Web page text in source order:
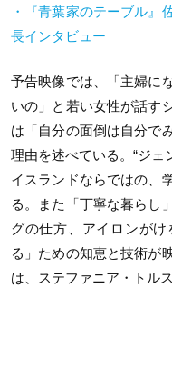
・『青葉家のテーブル』
長インタビュー
予告映像では、「主婦に
いの」と若い女性が話す
は「自分の面倒は自分で
理由を述べている。“ジェ
イスランドならではの、
る。また「丁寧な暮らし
グの仕方、アイロンが
る」ための知恵と技術が
は、ステファニア・トルス